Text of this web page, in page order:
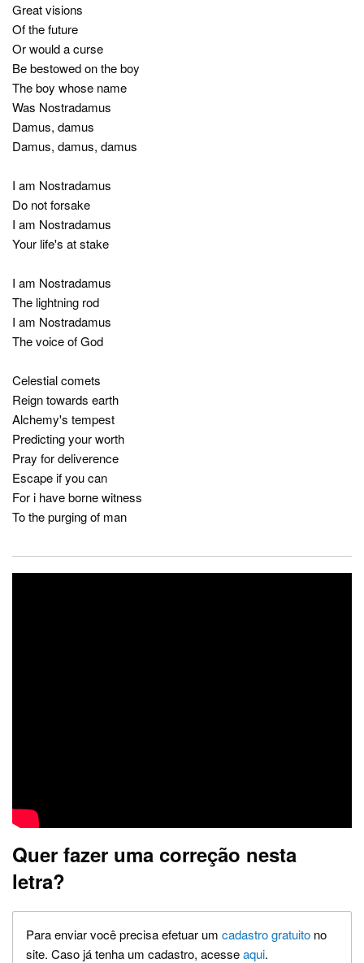
Great visions
Of the future
Or would a curse
Be bestowed on the boy
The boy whose name
Was Nostradamus
Damus, damus
Damus, damus, damus
I am Nostradamus
Do not forsake
I am Nostradamus
Your life's at stake
I am Nostradamus
The lightning rod
I am Nostradamus
The voice of God
Celestial comets
Reign towards earth
Alchemy's tempest
Predicting your worth
Pray for deliverence
Escape if you can
For i have borne witness
To the purging of man
Quer fazer uma correção nesta
letra?
Para enviar você precisa efetuar um cadastro gratuito no
site. Caso já tenha um cadastro, acesseaqui.